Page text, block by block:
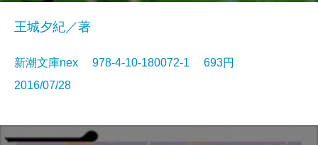
王城夕紀／著
新潮文庫nex 978-4-10-180072-1 693円
2016/07/28